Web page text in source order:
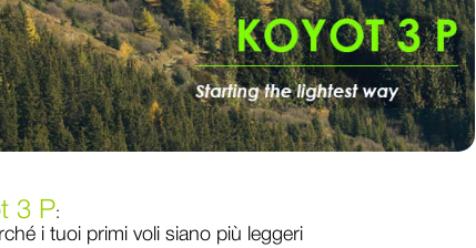
3 P:
i tuoi primi voli siano più leggeri